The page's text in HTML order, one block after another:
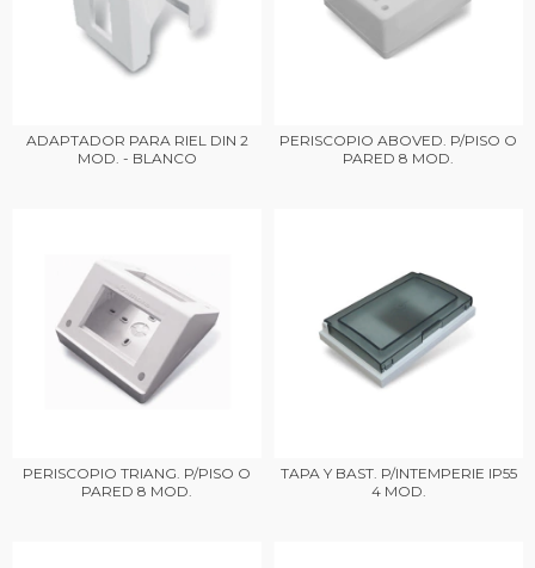
ADAPTADOR PARA RIEL DIN 2
MOD. - BLANCO
PERISCOPIO ABOVED. P/PISO O
PARED 8 MOD.
PERISCOPIO TRIANG. P/PISO O
PARED 8 MOD.
TAPA Y BAST. P/INTEMPERIE IP55
4 MOD.